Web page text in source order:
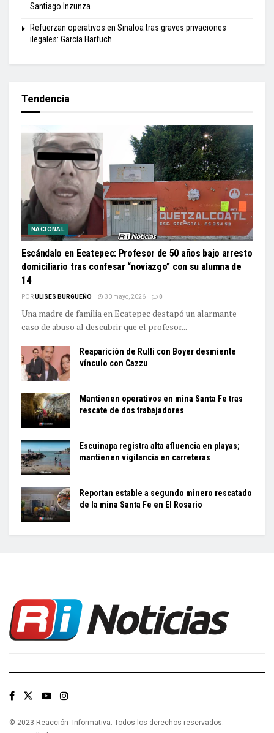
Santiago Inzunza
Refuerzan operativos en Sinaloa tras graves privaciones
ilegales: García Harfuch
Tendencia
NACIONAL
Escándalo en Ecatepec: Profesor de 50 años bajo arresto
domiciliario tras confesar “noviazgo” con su alumna de
14
PORULISES BURGUEÑO 30 mayo, 2026 0
Una madre de familia en Ecatepec destapó un alarmante
caso de abuso al descubrir que el profesor...
Reaparición de Rulli con Boyer desmiente
vínculo con Cazzu
Mantienen operativos en mina Santa Fe tras
rescate de dos trabajadores
Escuinapa registra alta afluencia en playas;
mantienen vigilancia en carreteras
Reportan estable a segundo minero rescatado
de la mina Santa Fe en El Rosario
© 2023 Reacción Informativa. Todos los derechos reservados.